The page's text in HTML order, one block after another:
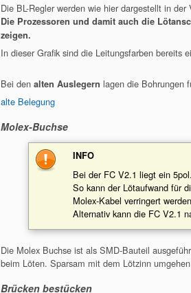
Die BL-Regler werden wie hier dargestellt in
Die Prozessoren und damit auch die
zeigen.
In dieser Grafik sind die Leitungsfarben bereits
Bei den alten Auslegern lagen die Bohrungen
alte Belegung
Molex-Buchse
INFO
Bei der FC V2.1 liegt ein
So kann der Lötaufwand für
Molex-Kabel verringert
Alternativ kann die FC V2.1
Die Molex Buchse ist als SMD-Bauteil
beim Löten. Sparsam mit dem Lötzinn
Brücken bestücken